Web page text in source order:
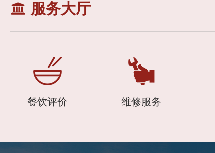
服务大厅
餐饮评价 维修服务